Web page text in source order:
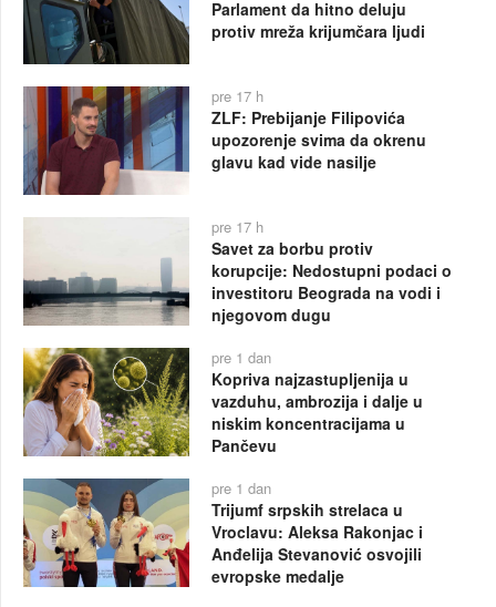
Parlament da hitno deluju
protiv mreža krijumčara ljudi
pre 17 h
ZLF: Prebijanje Filipovića
upozorenje svima da okrenu
glavu kad vide nasilje
pre 17 h
Savet za borbu protiv
korupcije: Nedostupni podaci o
investitoru Beograda na vodi i
njegovom dugu
pre 1 dan
Kopriva najzastupljenija u
vazduhu, ambrozija i dalje u
niskim koncentracijama u
Pančevu
pre 1 dan
Trijumf srpskih strelaca u
Vroclavu: Aleksa Rakonjac i
Anđelija Stevanović osvojili
evropske medalje